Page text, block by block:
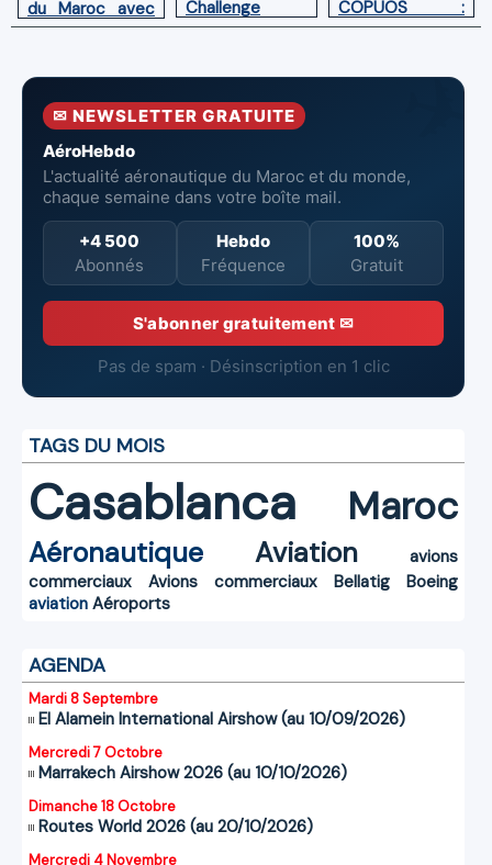
du Maroc avec
l'adhésion aux
Artemis
Challenge
(AEOC) 2025:
spatiaux
entrent dans
COPUOS :
Impulser le
spatial en
✉ NEWSLETTER GRATUITE
AéroHebdo
L'actualité aéronautique du Maroc et du monde,
chaque semaine dans votre boîte mail.
+4 500
Abonnés
Hebdo
Fréquence
100%
Gratuit
S'abonner gratuitement ✉
Pas de spam · Désinscription en 1 clic
TAGS DU MOIS
Casablanca Maroc
Aéronautique Aviation
avions
commerciaux
Avions commerciaux Bellatig
Boeing
aviation Aéroports
AGENDA
Mardi 8 Septembre
El Alamein International Airshow (au 10/09/2026)
Mercredi 7 Octobre
Marrakech Airshow 2026 (au 10/10/2026)
Dimanche 18 Octobre
Routes World 2026 (au 20/10/2026)
Mercredi 4 Novembre